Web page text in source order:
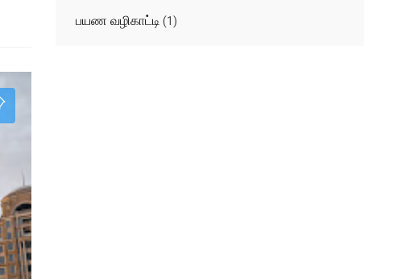
பயண வழிகாட்டி (1)